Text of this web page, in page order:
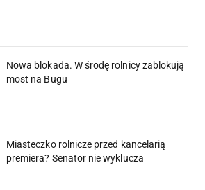
Nowa blokada. W środę rolnicy zablokują
most na Bugu
Miasteczko rolnicze przed kancelarią
premiera? Senator nie wyklucza